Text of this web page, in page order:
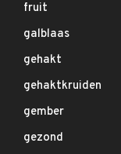
fruit
galblaas
gehakt
gehaktkruiden
gember
gezond